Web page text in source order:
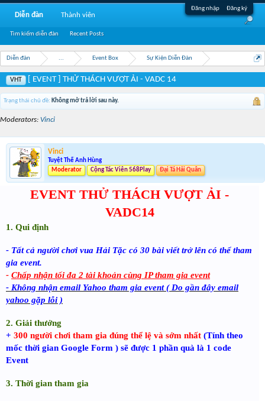
Đăng nhập Đăng ký
Diễn đàn ... Event Box Sự Kiện Diễn Đàn
VHT [ EVENT ] THỬ THÁCH VƯỢT ẢI - VADC 14
Trạng thái chủ đề: Không mở trả lời sau này.
Moderators: Vinci
Vinci
Tuyệt Thế Anh Hùng
Moderator
Cộng Tác Viên 568Play Đại Tá Hải Quân
EVENT THỬ THÁCH VƯỢT ẢI -
VADC14
1. Qui định
- Tất cả người chơi vua Hải Tặc có 30 bài viết trở lên có thể tham
gia event.
- Chấp nhận tối đa 2 tài khoản cùng IP tham gia event
- Không nhận email Yahoo tham gia event ( Do gần đây email
yahoo gặp lỗi )
2. Giải thưởng
+ 300 người chơi tham gia đúng thể lệ và sớm nhất (Tính theo
mốc thời gian Google Form ) sẽ được 1 phần quà là 1 code
Event
3. Thời gian tham gia
Diễn đàn
Tìm kiếm diễn đàn Recent Posts
Thành viên